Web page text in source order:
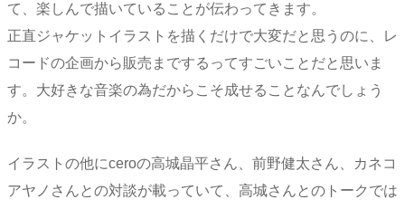
て、楽しんで描いていることが伝わってきます。
正直ジャケットイラストを描くだけで大変だと思うのに、レ
コードの企画から販売までするってすごいことだと思いま
す。大好きな音楽の為だからこそ成せることなんでしょう
か。
イラストの他にceroの高城晶平さん、前野健太さん、カネコ
アヤノさんとの対談が載っていて、高城さんとのトークでは